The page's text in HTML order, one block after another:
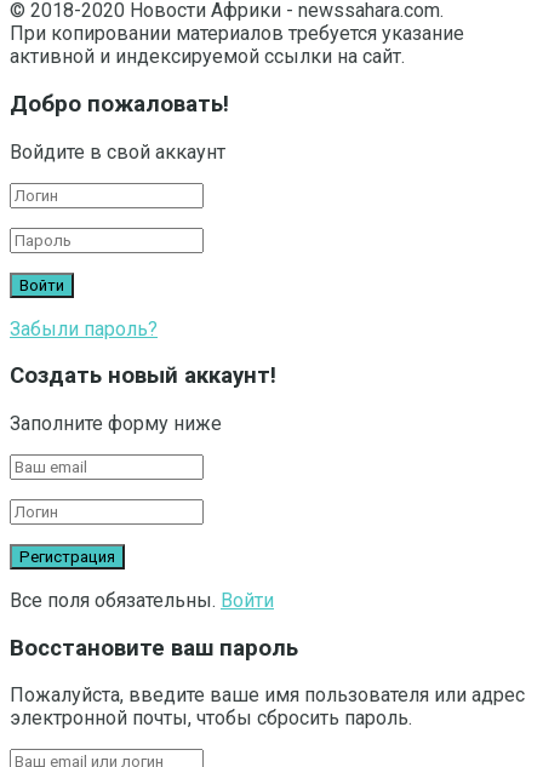
© 2018-2020 Новости Африки - newssahara.com.
При копировании материалов требуется указание
активной и индексируемой ссылки на сайт.
Добро пожаловать!
Войдите в свой аккаунт
Забыли пароль?
Создать новый аккаунт!
Заполните форму ниже
Все поля обязательны. Войти
Восстановите ваш пароль
Пожалуйста, введите ваше имя пользователя или адрес
электронной почты, чтобы сбросить пароль.